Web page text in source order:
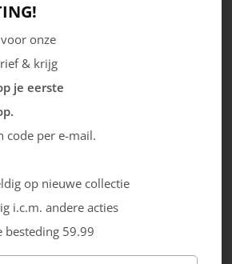
129.99
onze
& krijg
je eerste
code per e-mail.
op nieuwe collectie
i.c.m. andere acties
besteding 59.99